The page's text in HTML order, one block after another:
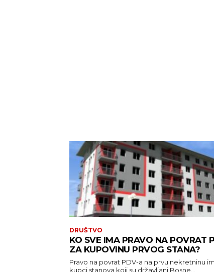
DRUŠTVO
KO SVE IMA PRAVO NA POVRAT
ZA KUPOVINU PRVOG STANA?
Pravo na povrat PDV-a na prvu nekretninu
kupci stanova koji su državljani Bosne...